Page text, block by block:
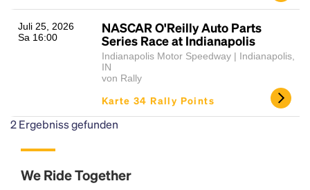
Juli 25, 2026
Sa 16:00
NASCAR O'Reilly Auto Parts
Series Race at Indianapolis
Indianapolis Motor Speedway | Indianapolis,
IN
von Rally
Karte 34 Rally Points
2Ergebniss gefunden
We Ride Together
Headline
Lorem Ipsum is simply dummy text of the printing
and typesetting industry.
Lorem Ipsum has been the
industry's standarddummy text ever since the
1500s, when an unknown printer took a galley of
book. It has survived not only five centuries, but also
essentially unchanged.